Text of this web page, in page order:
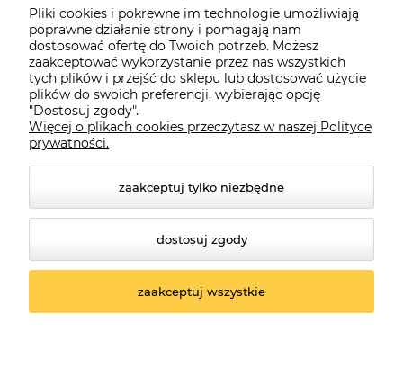
Moje konto
O firmie
Czerwona Dynia|ul. Konarskiego 9a| 66-200 Świebodzin |
Pliki cookies i pokrewne im technologie umożliwiają
poprawne działanie strony i pomagają nam
dostosować ofertę do Twoich potrzeb. Możesz
zaakceptować wykorzystanie przez nas wszystkich
tych plików i przejść do sklepu lub dostosować użycie
plików do swoich preferencji, wybierając opcję
"Dostosuj zgody".
Więcej o plikach cookies przeczytasz w naszej Polityce
prywatności.
zaakceptuj tylko niezbędne
dostosuj zgody
zaakceptuj wszystkie